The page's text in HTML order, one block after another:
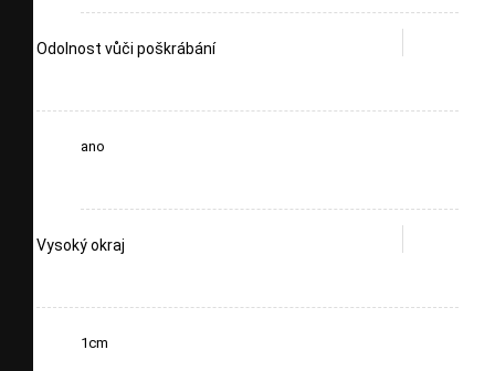
Odolnost vůči poškrábání
ano
Vysoký okraj
1cm